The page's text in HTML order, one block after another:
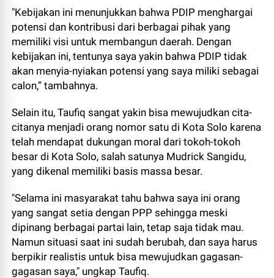
"Kebijakan ini menunjukkan bahwa PDIP menghargai
potensi dan kontribusi dari berbagai pihak yang
memiliki visi untuk membangun daerah. Dengan
kebijakan ini, tentunya saya yakin bahwa PDIP tidak
akan menyia-nyiakan potensi yang saya miliki sebagai
calon,” tambahnya.
Selain itu, Taufiq sangat yakin bisa mewujudkan cita-
citanya menjadi orang nomor satu di Kota Solo karena
telah mendapat dukungan moral dari tokoh-tokoh
besar di Kota Solo, salah satunya Mudrick Sangidu,
yang dikenal memiliki basis massa besar.
"Selama ini masyarakat tahu bahwa saya ini orang
yang sangat setia dengan PPP sehingga meski
dipinang berbagai partai lain, tetap saja tidak mau.
Namun situasi saat ini sudah berubah, dan saya harus
berpikir realistis untuk bisa mewujudkan gagasan-
gagasan saya," ungkap Taufiq.